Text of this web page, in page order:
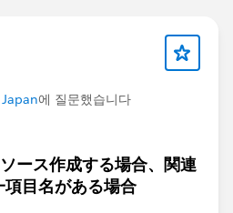
Japan에 질문했습니다
ース作成する場合、関連
目名がある場合